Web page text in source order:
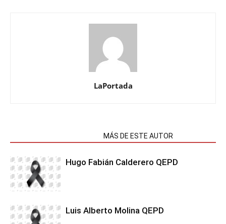
LaPortada
MÁS DE ESTE AUTOR
Hugo Fabián Calderero QEPD
Luis Alberto Molina QEPD